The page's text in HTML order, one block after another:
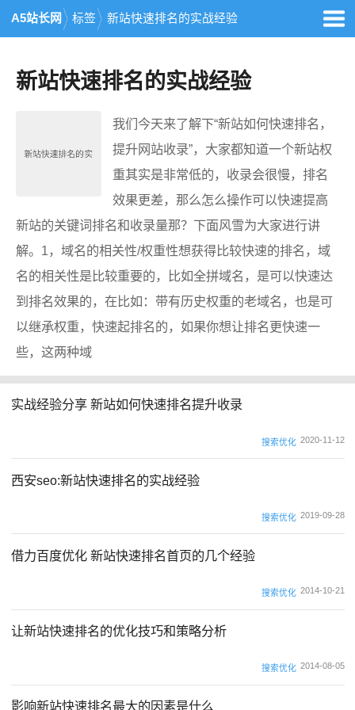
A5站长网 标签 新站快速排名的实战经验
新站快速排名的实战经验
我们今天来了解下“新站如何快速排名，
提升网站收录”，大家都知道一个新站权
重其实是非常低的，收录会很慢，排名
效果更差，那么怎么操作可以快速提高
新站的关键词排名和收录量那？下面风雪为大家进行讲
解。1，域名的相关性/权重性想获得比较快速的排名，域
名的相关性是比较重要的，比如全拼域名，是可以快速达
到排名效果的，在比如：带有历史权重的老域名，也是可
以继承权重，快速起排名的，如果你想让排名更快速一
些，这两种域
实战经验分享 新站如何快速排名提升收录
搜索优化 2020-11-12
西安seo:新站快速排名的实战经验
搜索优化 2019-09-28
借力百度优化 新站快速排名首页的几个经验
搜索优化 2014-10-21
让新站快速排名的优化技巧和策略分析
搜索优化 2014-08-05
影响新站快速排名最大的因素是什么